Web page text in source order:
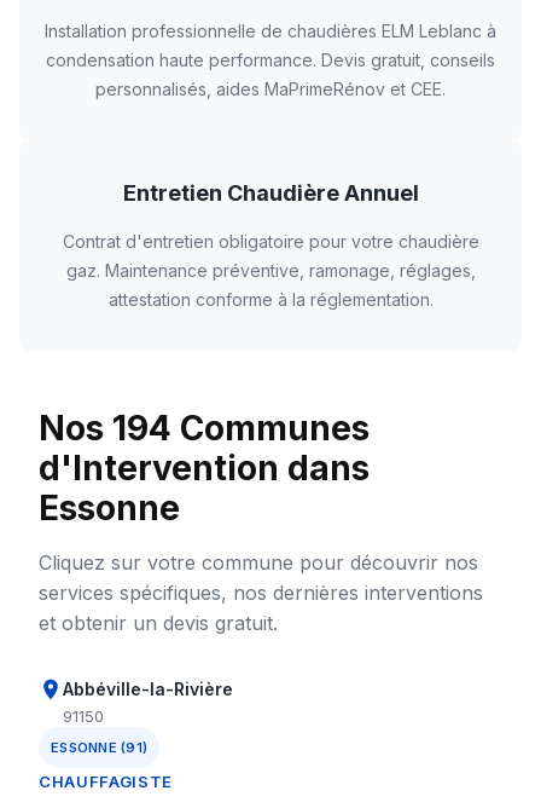
Installation professionnelle de chaudières ELM Leblanc à
condensation haute performance. Devis gratuit, conseils
personnalisés, aides MaPrimeRénov et CEE.
Entretien Chaudière Annuel
Contrat d'entretien obligatoire pour votre chaudière
gaz. Maintenance préventive, ramonage, réglages,
attestation conforme à la réglementation.
Nos 194 Communes
d'Intervention dans
Essonne
Cliquez sur votre commune pour découvrir nos
services spécifiques, nos dernières interventions
et obtenir un devis gratuit.
Abbéville-la-Rivière
91150
ESSONNE (91)
CHAUFFAGISTE